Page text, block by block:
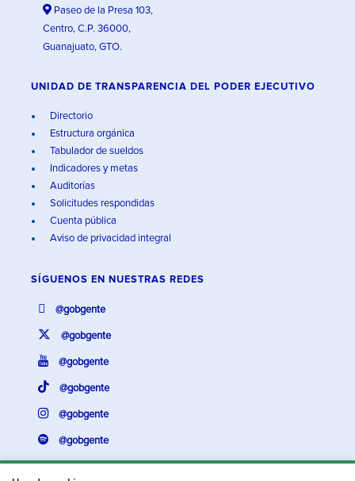
Paseo de la Presa 103,
Centro, C.P. 36000,
Guanajuato, GTO.
UNIDAD DE TRANSPARENCIA DEL PODER EJECUTIVO
Directorio
Estructura orgánica
Tabulador de sueldos
Indicadores y metas
Auditorías
Solicitudes respondidas
Cuenta pública
Aviso de privacidad integral
SÍGUENOS EN NUESTRAS REDES
@gobgente
@gobgente
@gobgente
@gobgente
@gobgente
@gobgente